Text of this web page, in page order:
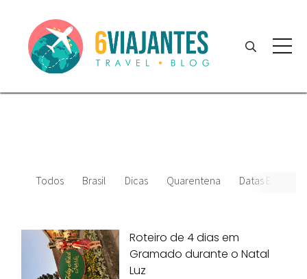
Todos Brasil Dicas Quarentena Datas Especiais
Roteiro de 4 dias em
Gramado durante o Natal
Luz